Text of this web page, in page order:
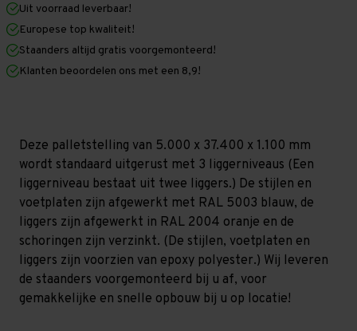
mm
x
1.100
mm
-
-
T80
mm
1.100
mm
(HxLxD)
-
T80
Uit voorraad leverbaar!
Europese top kwaliteit!
Staanders altijd gratis voorgemonteerd!
Klanten beoordelen ons met een 8,9!
Deze palletstelling van 5.000 x 37.400 x 1.100 mm
wordt standaard uitgerust met 3 liggerniveaus (Een
liggerniveau bestaat uit twee liggers.) De stijlen en
voetplaten zijn afgewerkt met RAL 5003 blauw, de
liggers zijn afgewerkt in RAL 2004 oranje en de
schoringen zijn verzinkt. (De stijlen, voetplaten en
liggers zijn voorzien van epoxy polyester.) Wij leveren
de staanders voorgemonteerd bij u af, voor
gemakkelijke en snelle opbouw bij u op locatie!